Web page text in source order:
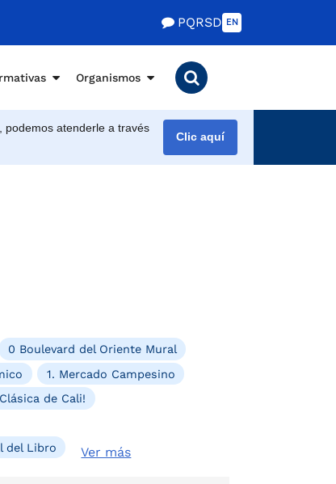
PQRSD EN
Organismos
podemos atenderle a través
Clic aquí
0 Boulevard del Oriente Mural
1. Mercado Campesino
de Cali!
del Libro
Ver más